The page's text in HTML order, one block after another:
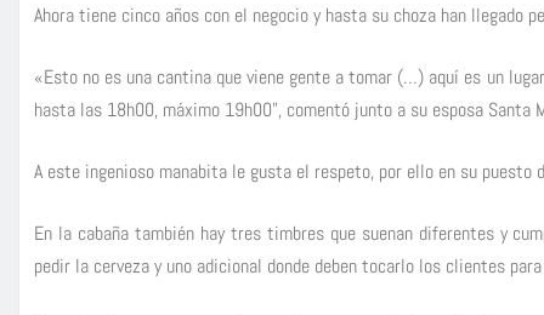
Ahora tiene cinco años con el negocio y hasta su choza han llegado
«Esto no es una cantina que viene gente a tomar (…) aquí es un
hasta las 18h00, máximo 19h00”, comentó junto a su esposa Santa
A este ingenioso manabita le gusta el respeto, por ello en su
En la cabaña también hay tres timbres que suenan diferentes y
pedir la cerveza y uno adicional donde deben tocarlo los clientes